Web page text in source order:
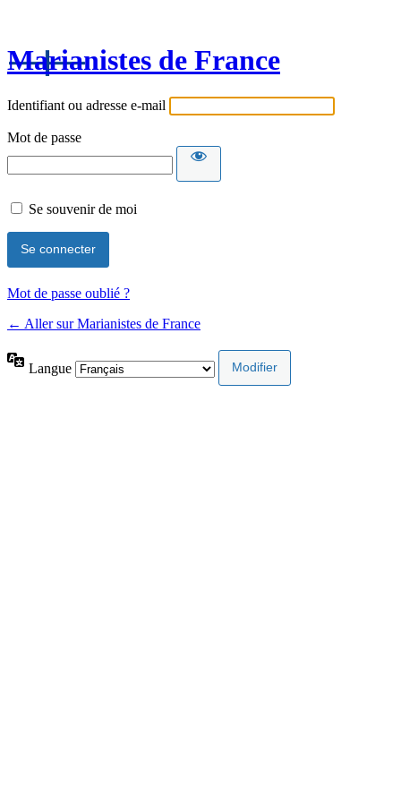
Marianistes de France
Identifiant ou adresse e-mail
Mot de passe
Se souvenir de moi
Mot de passe oublié ?
← Aller sur Marianistes de France
Langue